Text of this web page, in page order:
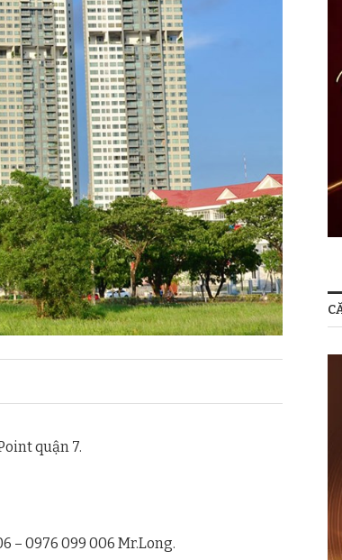
quận 7.
– 0976 099 006 Mr.Long.